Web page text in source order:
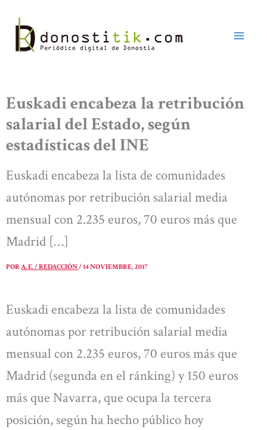
contenido
Euskadi encabeza la retribución
salarial del Estado, según
estadísticas del INE
Euskadi encabeza la lista de comunidades
autónomas por retribución salarial media
mensual con 2.235 euros, 70 euros más que
Madrid […]
PORA. E. / REDACCIÓN/14 NOVIEMBRE, 2017
Euskadi encabeza la lista de comunidades
autónomas por retribución salarial media
mensual con 2.235 euros, 70 euros más que
Madrid (segunda en el ránking) y 150 euros
más que Navarra, que ocupa la tercera
posición, según ha hecho público hoy